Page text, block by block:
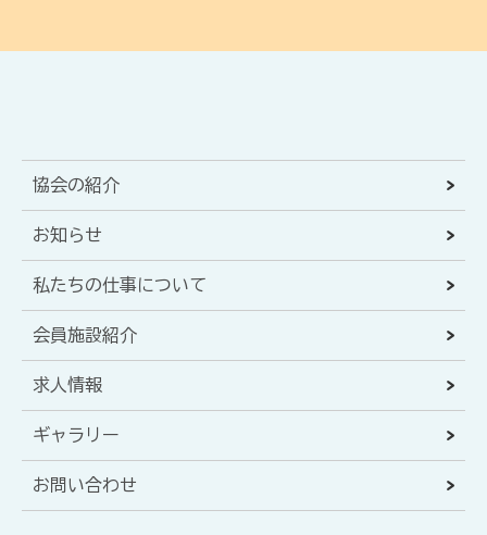
協会の紹介
お知らせ
私たちの仕事について
会員施設紹介
求人情報
ギャラリー
お問い合わせ